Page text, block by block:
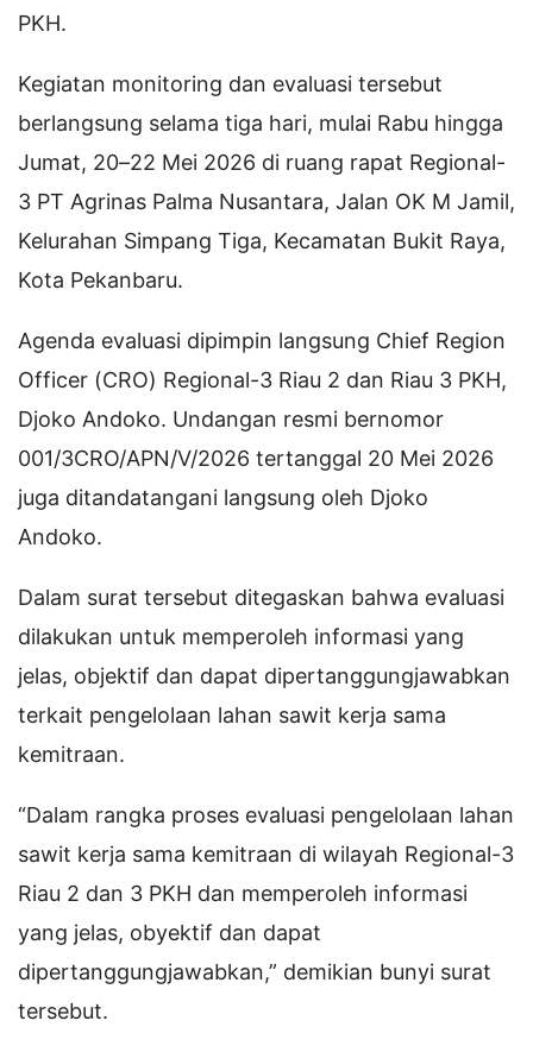
PKH.
Kegiatan monitoring dan evaluasi tersebut
berlangsung selama tiga hari, mulai Rabu hingga
Jumat, 20–22 Mei 2026 di ruang rapat Regional-
3 PT Agrinas Palma Nusantara, Jalan OK M Jamil,
Kelurahan Simpang Tiga, Kecamatan Bukit Raya,
Kota Pekanbaru.
Agenda evaluasi dipimpin langsung Chief Region
Officer (CRO) Regional-3 Riau 2 dan Riau 3 PKH,
Djoko Andoko. Undangan resmi bernomor
001/3CRO/APN/V/2026 tertanggal 20 Mei 2026
juga ditandatangani langsung oleh Djoko
Andoko.
Dalam surat tersebut ditegaskan bahwa evaluasi
dilakukan untuk memperoleh informasi yang
jelas, objektif dan dapat dipertanggungjawabkan
terkait pengelolaan lahan sawit kerja sama
kemitraan.
“Dalam rangka proses evaluasi pengelolaan lahan
sawit kerja sama kemitraan di wilayah Regional-3
Riau 2 dan 3 PKH dan memperoleh informasi
yang jelas, obyektif dan dapat
dipertanggungjawabkan,” demikian bunyi surat
tersebut.